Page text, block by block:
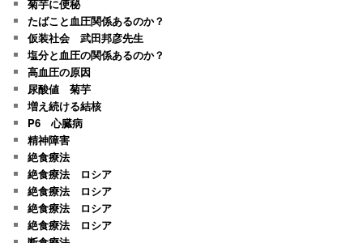
菊芋に便秘
たばこと血圧関係あるのか？
仮装社会 武田邦彦先生
塩分と血圧の関係あるのか？
高血圧の原因
尿酸値 菊芋
増え続ける結核
P6 心臓病
精神障害
絶食療法
絶食療法 ロシア
絶食療法 ロシア
絶食療法 ロシア
絶食療法 ロシア